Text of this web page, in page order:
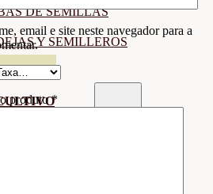
DE SEMILLAS
Y SEMILLEROS
email e site neste navegador para a
o produto*